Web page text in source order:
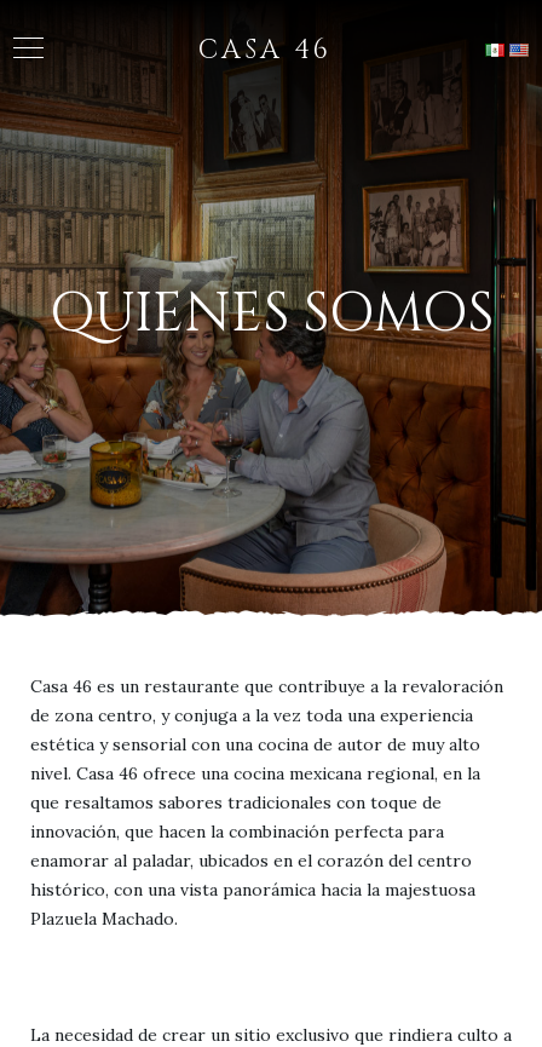
CASA 46
QUIENES SOMOS
Casa 46 es un restaurante que contribuye a la revaloración
de zona centro, y conjuga a la vez toda una experiencia
estética y sensorial con una cocina de autor de muy alto
nivel. Casa 46 ofrece una cocina mexicana regional, en la
que resaltamos sabores tradicionales con toque de
innovación, que hacen la combinación perfecta para
enamorar al paladar, ubicados en el corazón del centro
histórico, con una vista panorámica hacia la majestuosa
Plazuela Machado.
La necesidad de crear un sitio exclusivo que rindiera culto a